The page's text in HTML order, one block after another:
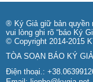
® Ký Giả giữ bản quyền
vui lòng ghi rõ “báo Ký
© Copyright 2014-2015
TÒA SOẠN BÁO KÝ GIẢ
Điện thoại.: